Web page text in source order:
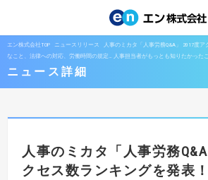
エン株式会社TOP ニュースリリース
人事のミカタ「人事労務Q&A」 2017度
なこと、法律への対応、労働時間の規定… 人事担当者がもっとも知りたかった
ニュース詳細
人事のミカタ「人事労務
クセス数ランキングを発表